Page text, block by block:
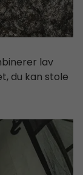
lav
du kan stole